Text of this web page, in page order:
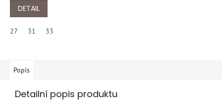
DETAIL
27 31 33
Popis
Detailní popis produktu